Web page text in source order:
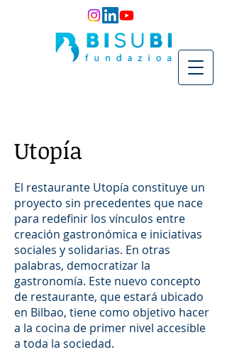
Utopía
El restaurante Utopía constituye un
proyecto sin precedentes que nace
para redefinir los vínculos entre
creación gastronómica e iniciativas
sociales y solidarias. En otras
palabras, democratizar la
gastronomía. Este nuevo concepto
de restaurante, que estará ubicado
en Bilbao, tiene como objetivo hacer
a la cocina de primer nivel accesible
a toda la sociedad.